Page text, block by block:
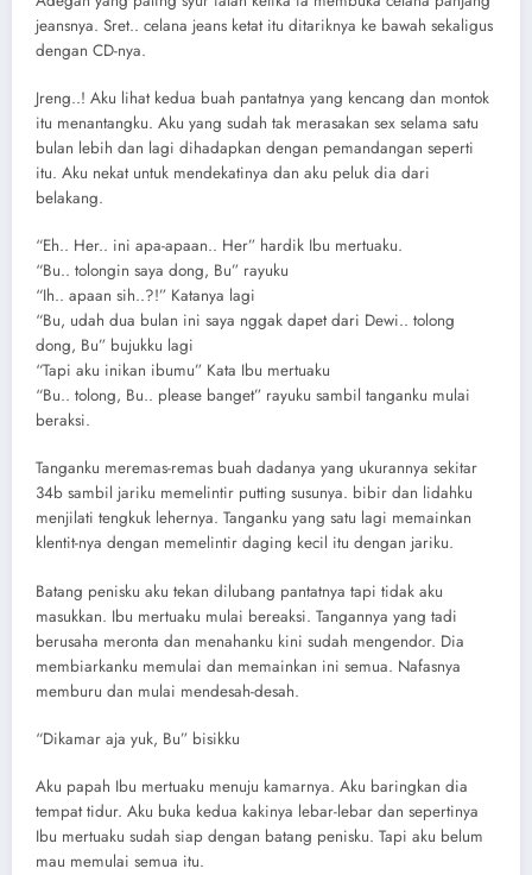
jeansnya. Sret.. celana jeans ketat itu ditariknya ke bawah sekaligus
dengan CD-nya.
Jreng..! Aku lihat kedua buah pantatnya yang kencang dan montok
itu menantangku. Aku yang sudah tak merasakan sex selama satu
bulan lebih dan lagi dihadapkan dengan pemandangan seperti
itu. Aku nekat untuk mendekatinya dan aku peluk dia dari
belakang.
“Eh.. Her.. ini apa-apaan.. Her” hardik Ibu mertuaku.
“Bu.. tolongin saya dong, Bu” rayuku
“Ih.. apaan sih..?!” Katanya lagi
“Bu, udah dua bulan ini saya nggak dapet dari Dewi.. tolong
dong, Bu” bujukku lagi
“Tapi aku inikan ibumu” Kata Ibu mertuaku
“Bu.. tolong, Bu.. please banget” rayuku sambil tanganku mulai
beraksi.
Tanganku meremas-remas buah dadanya yang ukurannya sekitar
34b sambil jariku memelintir putting susunya. bibir dan lidahku
menjilati tengkuk lehernya. Tanganku yang satu lagi memainkan
klentit-nya dengan memelintir daging kecil itu dengan jariku.
Batang penisku aku tekan dilubang pantatnya tapi tidak aku
masukkan. Ibu mertuaku mulai bereaksi. Tangannya yang tadi
berusaha meronta dan menahanku kini sudah mengendor. Dia
membiarkanku memulai dan memainkan ini semua. Nafasnya
memburu dan mulai mendesah-desah.
“Dikamar aja yuk, Bu” bisikku
Aku papah Ibu mertuaku menuju kamarnya. Aku baringkan dia
tempat tidur. Aku buka kedua kakinya lebar-lebar dan sepertinya
Ibu mertuaku sudah siap dengan batang penisku. Tapi aku belum
mau memulai semua itu.